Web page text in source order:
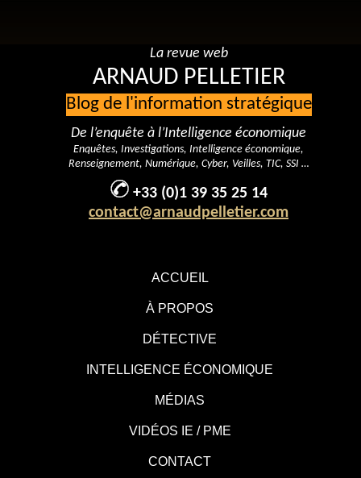
ACCUEIL
À PROPOS
DÉTECTIVE
INTELLIGENCE ÉCONOMIQUE
MÉDIAS
VIDÉOS IE / PME
CONTACT
La revue web
ARNAUD PELLETIER
Blog de l'information stratégique
De l’enquête à l’Intelligence économique
Enquêtes, Investigations, Intelligence économique,
Renseignement, Numérique, Cyber, Veilles, TIC, SSI …
+33 (0)1 39 35 25 14
contact@arnaudpelletier.com